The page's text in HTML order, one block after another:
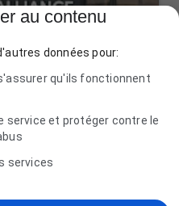
au contenu
données pour:
qu'ils fonctionnent
service et protéger contre le
services